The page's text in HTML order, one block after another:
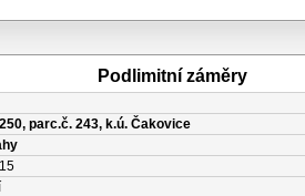
Podlimitní záměry
parc.č. 243, k.ú. Čakovice